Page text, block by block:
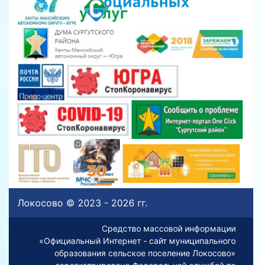
Локосово © 2023 - 2026 гг.
Средство массовой информации
«Официальный Интернет - сайт муниципального
образования сельское поселение Локосово»